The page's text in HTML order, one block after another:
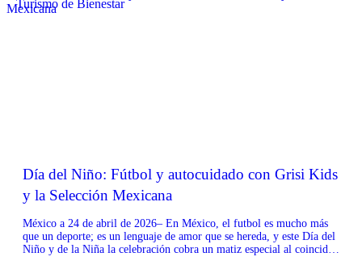
Turismo de Bienestar
Día del Niño: Fútbol y autocuidado con Grisi Kids
y la Selección Mexicana
México a 24 de abril de 2026– En México, el futbol es mucho más
que un deporte; es un lenguaje de amor que se hereda, y este Día del
Niño y de la Niña la celebración cobra un matiz especial al coincidir